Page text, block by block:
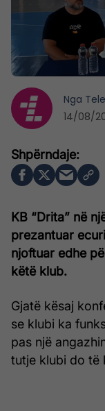
KB “Drita” në
prezantuar
njoftuar edhe
këtë klub.
Gjatë kësaj
se klubi ka
pas një
tutje klubi do të
Nga
14/08/